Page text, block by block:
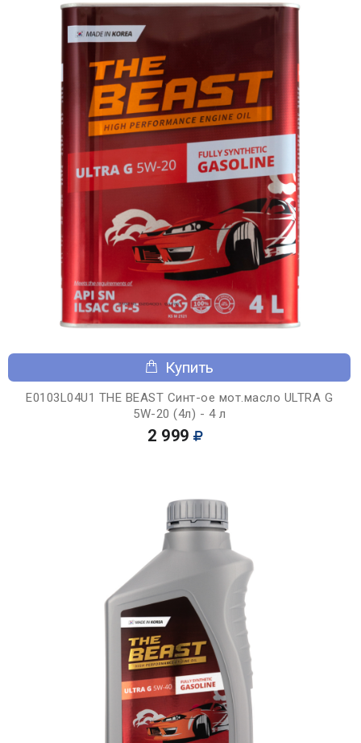
Купить
E0103L04U1 THE BEAST Синт-ое мот.масло ULTRA G
5W-20 (4л) - 4 л
2 999